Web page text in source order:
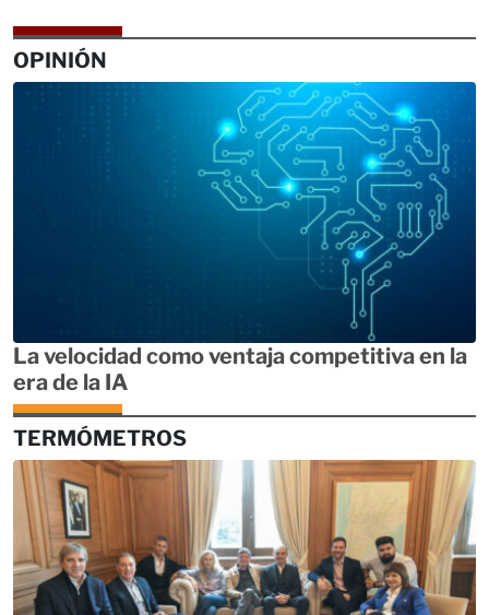
OPINIÓN
La velocidad como ventaja competitiva en la
era de la IA
TERMÓMETROS